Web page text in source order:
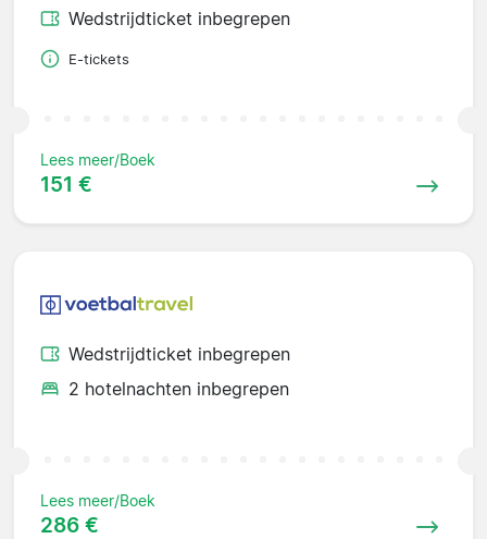
Wedstrijdticket inbegrepen
E-tickets
Lees meer/Boek
151 €
Wedstrijdticket inbegrepen
2 hotelnachten inbegrepen
Lees meer/Boek
286 €